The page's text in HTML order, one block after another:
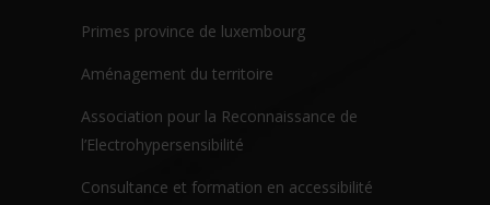
Primes province de luxembourg
Aménagement du territoire
Association pour la Reconnaissance de
l’Electrohypersensibilité
Consultance et formation en accessibilité